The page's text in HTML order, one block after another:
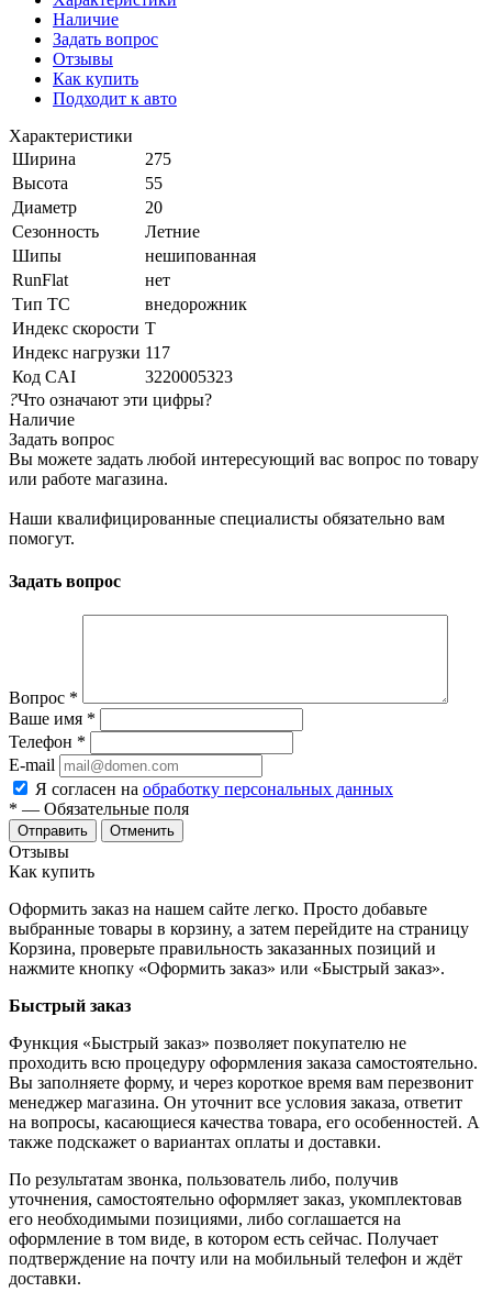
Наличие
Задать вопрос
Отзывы
Как купить
Подходит к авто
Характеристики
Ширина
275
Высота
55
Диаметр
20
Сезонность
Летние
Шипы
нешипованная
RunFlat
нет
Тип ТС
внедорожник
Индекс скорости T
Индекс нагрузки 117
Код CAI
3220005323
?Что означают эти цифры?
Наличие
Задать вопрос
Вы можете задать любой интересующий вас вопрос по товару
или работе магазина.
Наши квалифицированные специалисты обязательно вам
помогут.
Задать вопрос
Вопрос *
Ваше имя *
Телефон *
E-mail
Я согласен на обработку персональных данных
* — Обязательные поля
Отменить
Отзывы
Как купить
Оформить заказ на нашем сайте легко. Просто добавьте
выбранные товары в корзину, а затем перейдите на страницу
Корзина, проверьте правильность заказанных позиций и
нажмите кнопку «Оформить заказ» или «Быстрый заказ».
Быстрый заказ
Функция «Быстрый заказ» позволяет покупателю не
проходить всю процедуру оформления заказа самостоятельно.
Вы заполняете форму, и через короткое время вам перезвонит
менеджер магазина. Он уточнит все условия заказа, ответит
на вопросы, касающиеся качества товара, его особенностей. А
также подскажет о вариантах оплаты и доставки.
По результатам звонка, пользователь либо, получив
уточнения, самостоятельно оформляет заказ, укомплектовав
его необходимыми позициями, либо соглашается на
оформление в том виде, в котором есть сейчас. Получает
подтверждение на почту или на мобильный телефон и ждёт
доставки.